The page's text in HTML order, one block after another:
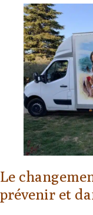
Le
prévenir et